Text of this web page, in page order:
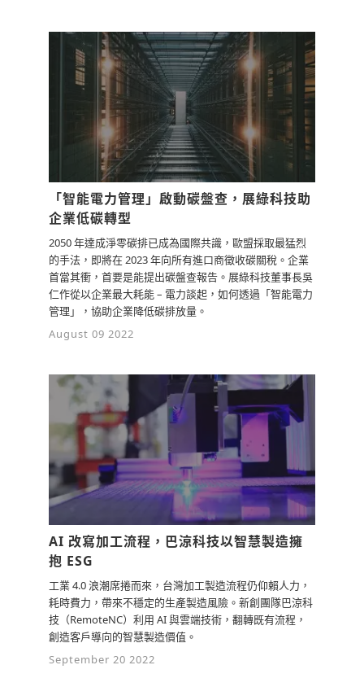
「智能電力管理」啟動碳盤查，展綠科技助
企業低碳轉型
2050 年達成淨零碳排已成為國際共識，歐盟採取最猛烈
的手法，即將在 2023 年向所有進口商徵收碳關稅。企業
首當其衝，首要是能提出碳盤查報告。展綠科技董事長吳
仁作從以企業最大耗能 – 電力談起，如何透過「智能電力
管理」，協助企業降低碳排放量。
August 09 2022
AI 改寫加工流程，巴涼科技以智慧製造擁
抱 ESG
工業 4.0 浪潮席捲而來，台灣加工製造流程仍仰賴人力，
耗時費力，帶來不穩定的生產製造風險。新創團隊巴涼科
技（RemoteNC）利用 AI 與雲端技術，翻轉既有流程，
創造客戶導向的智慧製造價值。
September 20 2022